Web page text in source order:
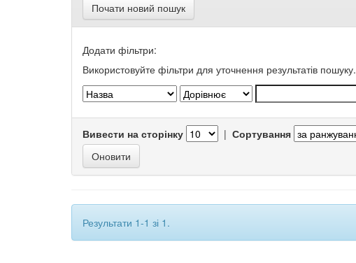
Почати новий пошук
Додати фільтри:
Використовуйте фільтри для уточнення результатів пошуку.
Вивести на сторінку | Сортування
Результати 1-1 зі 1.